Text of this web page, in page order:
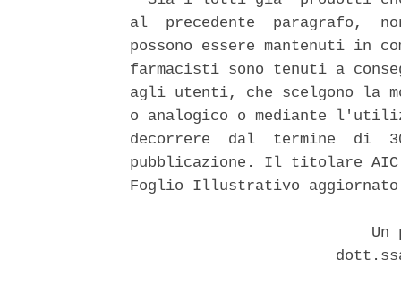
al  precedente  paragrafo,
possono essere mantenuti in
farmacisti sono tenuti a
agli utenti, che scelgono la
o analogico o mediante
decorrere  dal  termine  di
pubblicazione. Il titolare
Foglio Illustrativo
Un